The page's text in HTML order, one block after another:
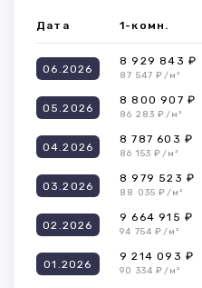
Дата 1-комн.
06.2026
8 929 843 ₽
87 547 ₽/м²
05.2026
8 800 907 ₽
86 283 ₽/м²
04.2026
8 787 603 ₽
86 153 ₽/м²
03.2026
8 979 523 ₽
88 035 ₽/м²
02.2026
9 664 915 ₽
94 754 ₽/м²
01.2026
9 214 093 ₽
90 334 ₽/м²